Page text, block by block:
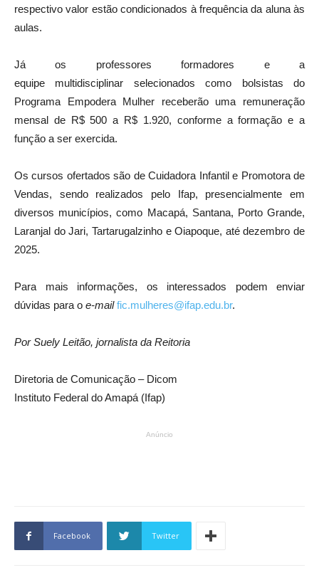
respectivo valor estão condicionados à frequência da aluna às
aulas.
Já os professores formadores e a
equipe multidisciplinar selecionados como bolsistas do
Programa Empodera Mulher receberão uma remuneração
mensal de R$ 500 a R$ 1.920, conforme a formação e a
função a ser exercida.
Os cursos ofertados são de Cuidadora Infantil e Promotora de
Vendas, sendo realizados pelo Ifap, presencialmente em
diversos municípios, como Macapá, Santana, Porto Grande,
Laranjal do Jari, Tartarugalzinho e Oiapoque, até dezembro de
2025.
Para mais informações, os interessados podem enviar
dúvidas para o e-mail fic.mulheres@ifap.edu.br.
Por Suely Leitão, jornalista da Reitoria
Diretoria de Comunicação – Dicom
Instituto Federal do Amapá (Ifap)
Anúncio
Facebook Twitter